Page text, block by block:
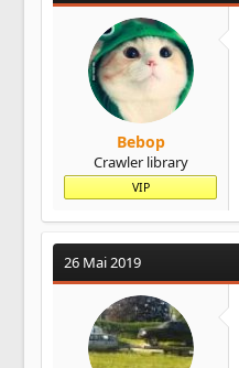
Bebop
Crawler library
VIP
26 Mai 2019